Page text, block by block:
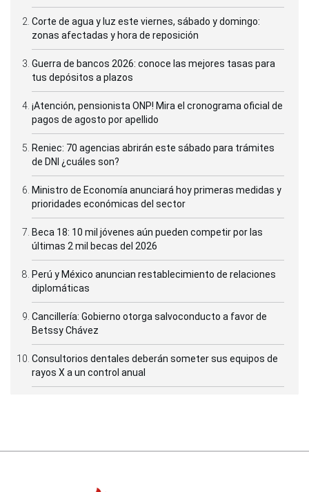
Corte de agua y luz este viernes, sábado y domingo:
zonas afectadas y hora de reposición
Guerra de bancos 2026: conoce las mejores tasas para
tus depósitos a plazos
¡Atención, pensionista ONP! Mira el cronograma oficial de
pagos de agosto por apellido
Reniec: 70 agencias abrirán este sábado para trámites
de DNI ¿cuáles son?
Ministro de Economía anunciará hoy primeras medidas y
prioridades económicas del sector
Beca 18: 10 mil jóvenes aún pueden competir por las
últimas 2 mil becas del 2026
Perú y México anuncian restablecimiento de relaciones
diplomáticas
Cancillería: Gobierno otorga salvoconducto a favor de
Betssy Chávez
Consultorios dentales deberán someter sus equipos de
rayos X a un control anual